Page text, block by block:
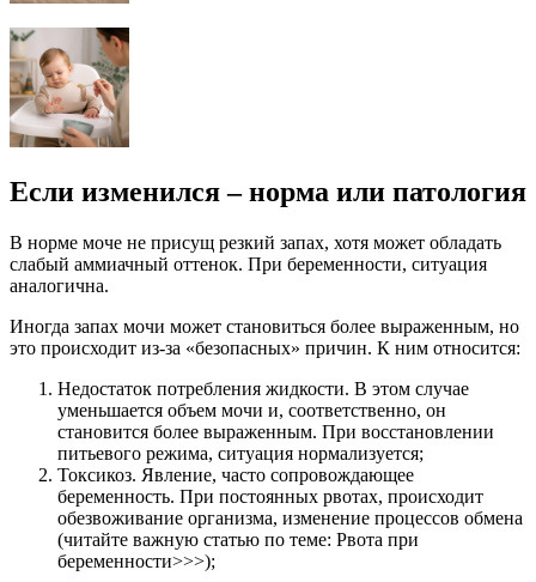
Если изменился – норма или патология
В норме моче не присущ резкий запах, хотя может обладать
слабый аммиачный оттенок. При беременности, ситуация
аналогична.
Иногда запах мочи может становиться более выраженным, но
это происходит из-за «безопасных» причин. К ним относится:
Недостаток потребления жидкости. В этом случае
уменьшается объем мочи и, соответственно, он
становится более выраженным. При восстановлении
питьевого режима, ситуация нормализуется;
Токсикоз. Явление, часто сопровождающее
беременность. При постоянных рвотах, происходит
обезвоживание организма, изменение процессов обмена
(читайте важную статью по теме: Рвота при
беременности>>>);